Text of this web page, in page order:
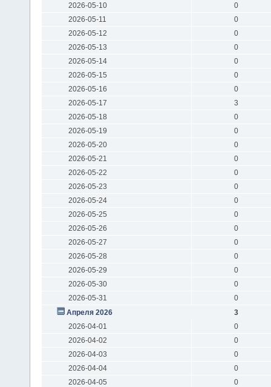
2026-05-10
0
2026-05-11
0
2026-05-12
0
2026-05-13
0
2026-05-14
0
2026-05-15
0
2026-05-16
0
2026-05-17
3
2026-05-18
0
2026-05-19
0
2026-05-20
0
2026-05-21
0
2026-05-22
0
2026-05-23
0
2026-05-24
0
2026-05-25
0
2026-05-26
0
2026-05-27
0
2026-05-28
0
2026-05-29
0
2026-05-30
0
2026-05-31
0
Апреля 2026
3
2026-04-01
0
2026-04-02
0
2026-04-03
0
2026-04-04
0
2026-04-05
0